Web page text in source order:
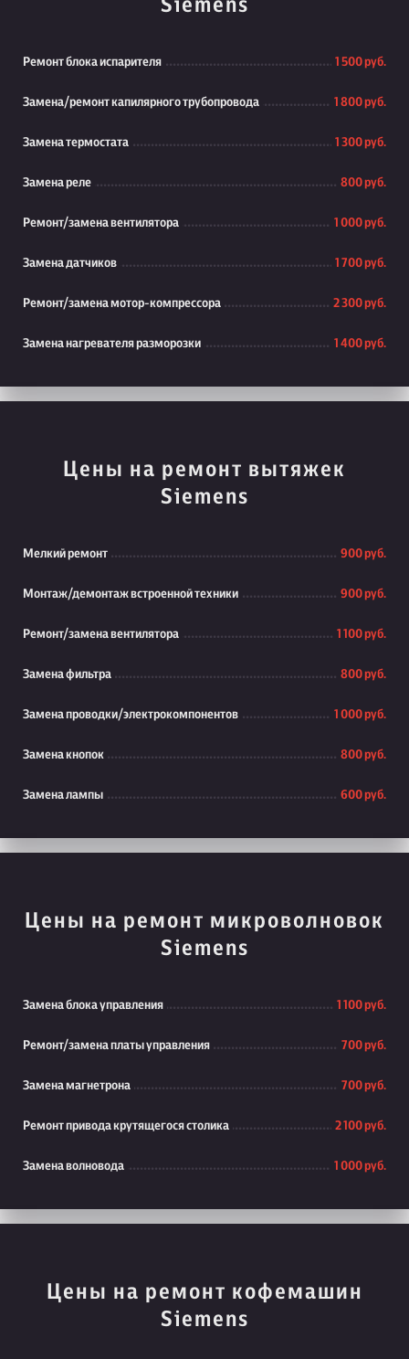
Siemens
Ремонт блока испарителя 1 500 руб.
Замена/ремонт капилярного трубопровода 1 800 руб.
Замена термостата 1 300 руб.
Замена реле 800 руб.
Ремонт/замена вентилятора 1 000 руб.
Замена датчиков 1 700 руб.
Ремонт/замена мотор-компрессора 2 300 руб.
Замена нагревателя разморозки 1 400 руб.
Цены на ремонт вытяжек
Siemens
Мелкий ремонт 900 руб.
Монтаж/демонтаж встроенной техники 900 руб.
Ремонт/замена вентилятора 1 100 руб.
Замена фильтра 800 руб.
Замена проводки/электрокомпонентов 1 000 руб.
Замена кнопок 800 руб.
Замена лампы 600 руб.
Цены на ремонт микроволновок
Siemens
Замена блока управления 1 100 руб.
Ремонт/замена платы управления 700 руб.
Замена магнетрона 700 руб.
Ремонт привода крутящегося столика 2 100 руб.
Замена волновода 1 000 руб.
Цены на ремонт кофемашин
Siemens